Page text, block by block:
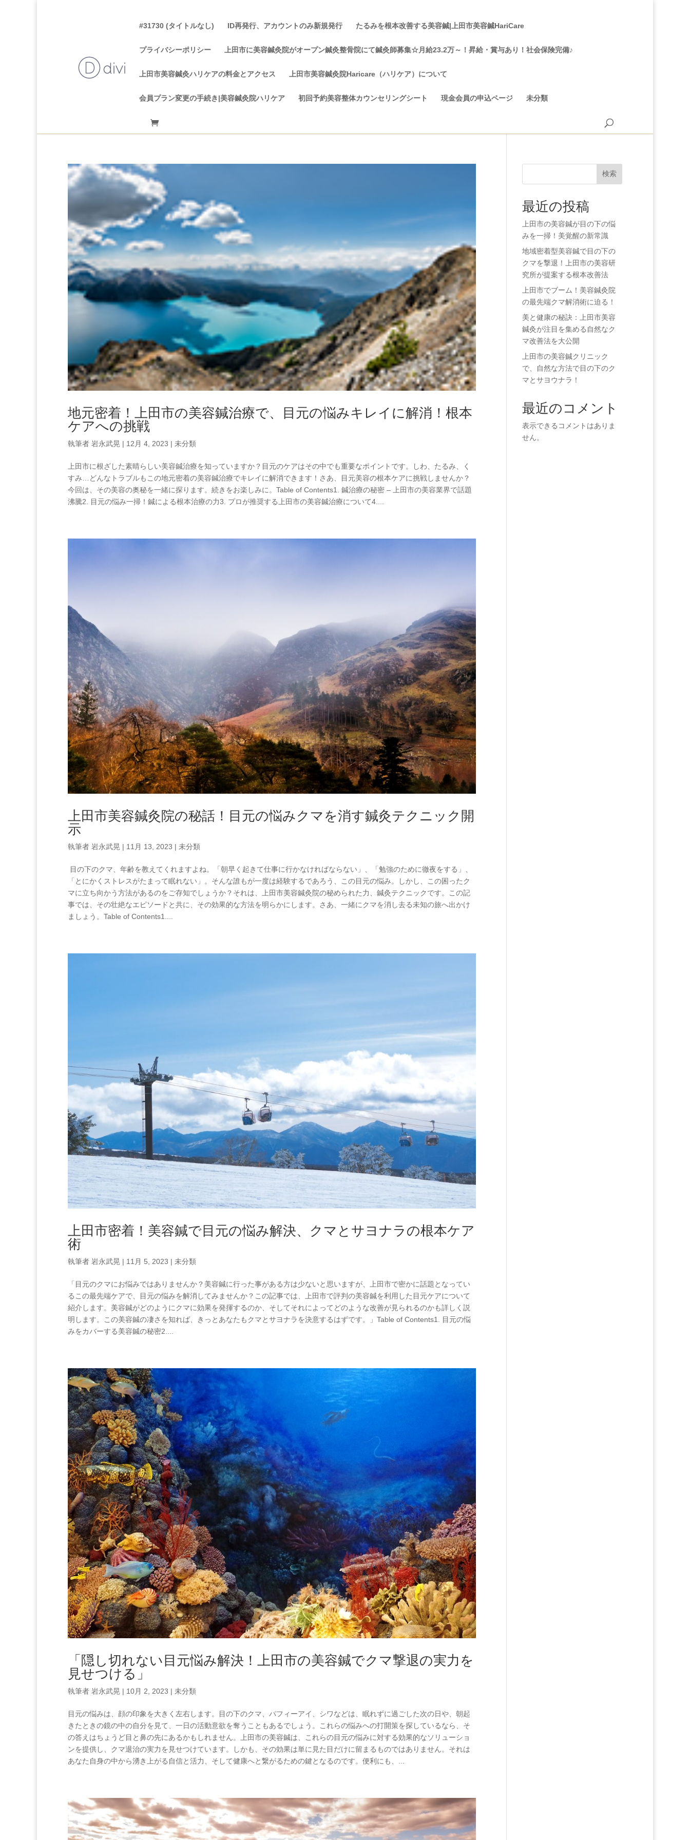
#31730 (タイトルなし) ID再発行、アカウントのみ新規発行 たるみを根本改善する美容鍼|上田市美容鍼HariCare
プライバシーポリシー 上田市に美容鍼灸院がオープン鍼灸整骨院にて鍼灸師募集☆月給23.2万～！昇給・賞与あり！社会保険完備♪
上田市美容鍼灸ハリケアの料金とアクセス 上田市美容鍼灸院Haricare（ハリケア）について
会員プラン変更の手続き|美容鍼灸院ハリケア 初回予約美容整体カウンセリングシート 現金会員の申込ページ 未分類
地元密着！上田市の美容鍼治療で、目元の悩みキレイに解消！根本
ケアへの挑戦
執筆者 岩永武晃 | 12月 4, 2023 | 未分類
上田市に根ざした素晴らしい美容鍼治療を知っていますか？目元のケアはその中でも重要なポイントです。しわ、たるみ、く
すみ…どんなトラブルもこの地元密着の美容鍼治療でキレイに解消できます！さあ、目元美容の根本ケアに挑戦しませんか？
今回は、その美容の奥秘を一緒に探ります。続きをお楽しみに。Table ⁣of⁣ Contents1.⁢ 鍼治療の秘密 – 上田市の美容業界で話題
沸騰2. 目元の悩み一掃！鍼による根本治療の力3. プロが推奨する上田市の美容鍼治療について4....
上田市美容鍼灸院の秘話！目元の悩みクマを消す鍼灸テクニック開
示
執筆者 岩永武晃 | 11月 13, 2023 | 未分類
⁢ 目の下のクマ、年齢を教えてくれますよね。「朝早く起きて仕事に行かなければならない」、「勉強のために徹夜をする」、
「とにかくストレスがたまって眠れない」。そんな誰もが一度は経験するであろう、この目元の悩み。しかし、この困ったク
マに立ち向かう方法があるのをご存知でしょうか？それは、上田市美容鍼灸院の秘められた力、鍼灸テクニックです。この記
事では、その壮絶なエピソードと共に、その効果的な方法を明らかにします。さあ、一緒にクマを消し去る未知の旅へ出かけ
ましょう。Table of Contents1....
上田市密着！美容鍼で目元の悩み解決、クマとサヨナラの根本ケア
術
執筆者 岩永武晃 | 11月 5, 2023 | 未分類
「目元のクマにお悩みではありませんか？美容鍼に行った事がある方は少ないと思いますが、上田市で密かに話題となってい
るこの最先端ケアで、目元の悩みを解消してみませんか？この記事では、上田市で評判の美容鍼を利用した目元ケアについて
紹介します。美容鍼がどのようにクマに効果を発揮するのか、そしてそれによってどのような改善が見られるのかも詳しく説
明します。この美容鍼の凄さを知れば、きっとあなたもクマとサヨナラを決意するはずです。」Table of Contents1. 目元の悩
みをカバーする美容鍼の秘密2....
「隠し切れない目元悩み解決！上田市の美容鍼でクマ撃退の実力を
見せつける」
執筆者 岩永武晃 | 10月 2, 2023 | 未分類
目元の悩みは、顔の印象を大きく左右します。目の下のクマ、パフィーアイ、シワなどは、眠れずに過ごした次の日や、朝起
きたときの鏡の中の自分を見て、一日の活動意欲を奪うこともあるでしょう。これらの悩みへの打開策を探しているなら、そ
の答えはちょうど目と鼻の先にあるかもしれません。上田市の美容鍼は、これらの目元の悩みに対する効果的なソリューショ
ンを提供し、クマ退治の実力を見せつけています。しかも、その効果は単に見た目だけに留まるものではありません。それは
あなた自身の中から湧き上がる自信と活力、そして健康へと繋がるための鍵となるのです。便利にも、...
検索
最近の投稿
上田市の美容鍼が目の下の悩
みを一掃！美覚醒の新常識
地域密着型美容鍼で目の下の
クマを撃退！上田市の美容研
究所が提案する根本改善法
上田市でブーム！美容鍼灸院
の最先端クマ解消術に迫る！
美と健康の秘訣：上田市美容
鍼灸が注目を集める自然なク
マ改善法を大公開
上田市の美容鍼クリニック
で、自然な方法で目の下のク
マとサヨウナラ！
最近のコメント
表示できるコメントはありま
せん。